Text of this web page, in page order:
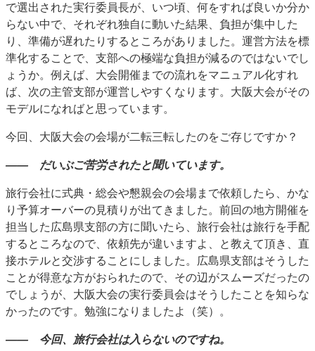
で選出された実行委員長が、いつ頃、何をすれば良いか分か
らない中で、それぞれ独自に動いた結果、負担が集中した
り、準備が遅れたりするところがありました。運営方法を標
準化することで、支部への極端な負担が減るのではないでし
ょうか。例えば、大会開催までの流れをマニュアル化すれ
ば、次の主管支部が運営しやすくなります。大阪大会がその
モデルになればと思っています。
今回、大阪大会の会場が二転三転したのをご存じですか？
―― だいぶご苦労されたと聞いています。
旅行会社に式典・総会や懇親会の会場まで依頼したら、かな
り予算オーバーの見積りが出てきました。前回の地方開催を
担当した広島県支部の方に聞いたら、旅行会社は旅行を手配
するところなので、依頼先が違いますよ、と教えて頂き、直
接ホテルと交渉することにしました。広島県支部はそうした
ことが得意な方がおられたので、その辺がスムーズだったの
でしょうが、大阪大会の実行委員会はそうしたことを知らな
かったのです。勉強になりましたよ（笑）。
―― 今回、旅行会社は入らないのですね。